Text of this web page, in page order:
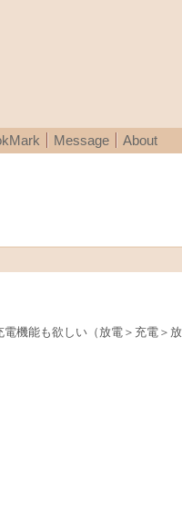
Message About
機能も欲しい（放電＞充電＞